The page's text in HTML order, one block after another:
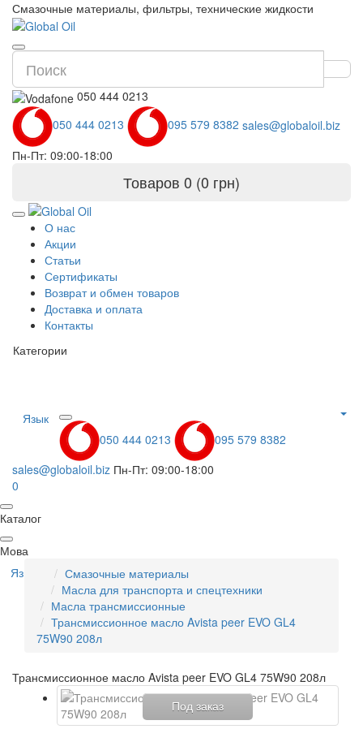
Смазочные материалы, фильтры, технические жидкости
050 444 0213
050 444 0213
095 579 8382 sales@globaloil.biz
Пн-Пт: 09:00-18:00
Товаров 0 (0 грн)
О нас
Акции
Статьи
Сертификаты
Возврат и обмен товаров
Доставка и оплата
Контакты
Категории
Язык
050 444 0213
095 579 8382
sales@globaloil.biz Пн-Пт: 09:00-18:00
0
Каталог
Мова
Язык
Смазочные материалы
Масла для транспорта и спецтехники
Масла трансмиссионные
Трансмиссионное масло Avista peer EVO GL4
75W90 208л
Трансмиссионное масло Avista peer EVO GL4 75W90 208л
Под заказ